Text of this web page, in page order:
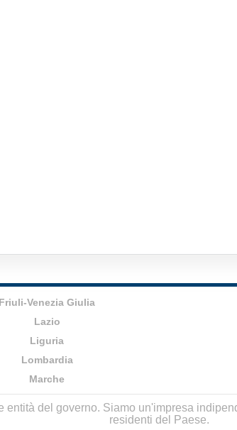
Friuli-Venezia Giulia
Lazio
Liguria
Lombardia
Marche
entità del governo. Siamo un'impresa
residenti del Paese.